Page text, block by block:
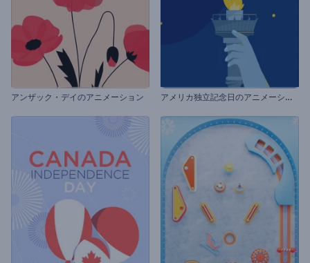
アンザック・デイのアニメーション ア
メリカ独立記念日のアニメーション